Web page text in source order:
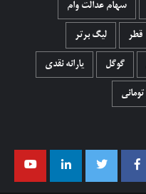
سهام عدالت وام
قطر لیگ برتر
گوگل یارانه نقدی
فیسبوک توییتر لینکدین یوتیوب